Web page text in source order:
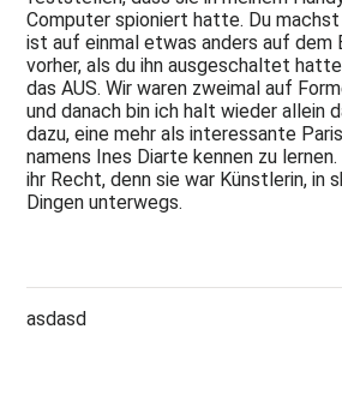
Hollow
Skai
2019
-
Cádiz
Umzug,
Split-
Kings
2018
Dropkick
Computer spioniert hatte. Du machst
ist auf einmal etwas anders auf dem
vorher, als du ihn ausgeschaltet
das AUS. Wir waren zweimal auf
und danach bin ich halt wieder allein
dazu, eine mehr als interessante
namens Ines Diarte kennen zu
ihr Recht, denn sie war Künstlerin, in
Dingen unterwegs.
asdasd